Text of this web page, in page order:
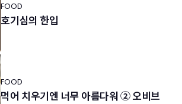
FOOD
호기심의 한입
FOOD
먹어 치우기엔 너무 아름다워 ② 오비브